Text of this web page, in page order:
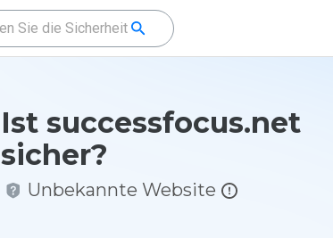
Ist successfocus.net
sicher?
Unbekannte Website